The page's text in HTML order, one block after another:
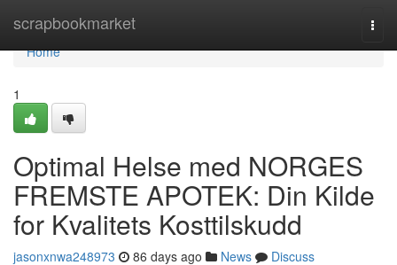
scrapbookmarket
Home
Home
1
Optimal Helse med NORGES
FREMSTE APOTEK: Din Kilde
for Kvalitets Kosttilskudd
jasonxnwa248973 86 days ago News
Discuss